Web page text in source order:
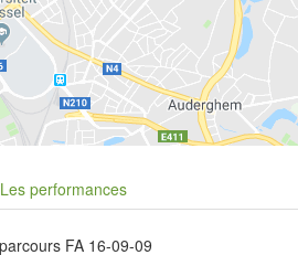
Les performances